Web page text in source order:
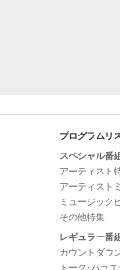
プログラムリ
スペシャル番
アーティスト
アーティスト
ミュージック
その他特集
レギュラー番
カウントダウ
トーク･バラ